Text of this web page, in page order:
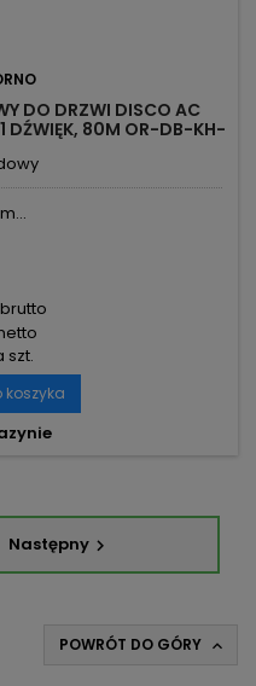
DO DRZWI DISCO AC
1 DŹWIĘK, 80M OR-DB-KH-
brutto
szt.
koszyka
Następny 
POWRÓT DO GÓRY 